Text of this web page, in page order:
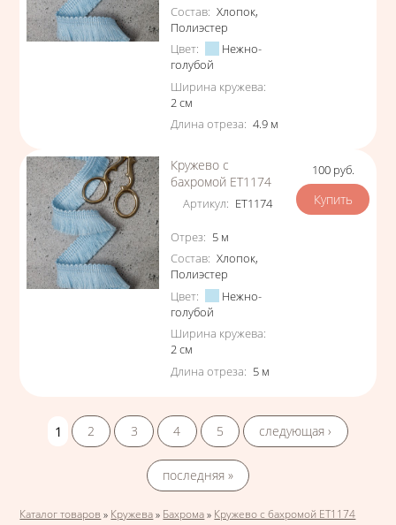
Состав: Хлопок,
Полиэстер
Цвет:
Нежно-
голубой
Ширина кружева:
2см
Длина отреза: 4.9 м
Кружево с
бахромой ЕТ1174
Артикул: ЕТ1174
Характеристики
Отрез: 5 м
Состав: Хлопок,
Полиэстер
Цвет:
Нежно-
голубой
Ширина кружева:
2см
Длина отреза: 5 м
Цена
100 руб.
1
2 3 4 5 следующая ›
последняя »
Вы здесь
Каталог товаров » Кружева » Бахрома » Кружево с бахромой ЕТ1174